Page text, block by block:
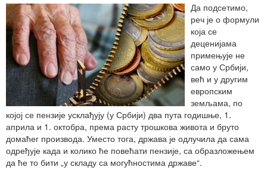
Да подсетимо,
реч је о формули
која се
деценијама
примењује не
само у Србији,
већ и у другим
европским
земљама, по
којој се пензије усклађују (у Србији) два пута годишње, 1.
априла и 1. октобра, према расту трошкова живота и бруто
домаћег производа. Уместо тога, држава је одлучила да сама
одређује када и колико ће повећати пензије, са образложењем
да ће то бити „у складу са могућностима државе“.